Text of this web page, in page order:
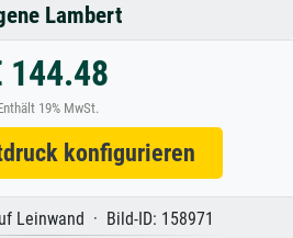
Lambert
144.48
19% MwSt.
konfigurieren
Leinwand · Bild-ID: 158971